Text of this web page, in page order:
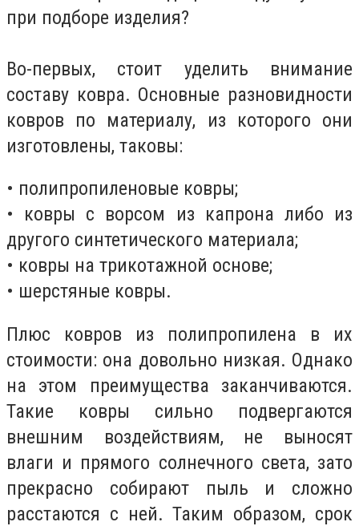
при подборе изделия?
Во-первых, стоит уделить внимание
составу ковра. Основные разновидности
ковров по материалу, из которого они
изготовлены, таковы:
• полипропиленовые ковры;
• ковры с ворсом из капрона либо из
другого синтетического материала;
• ковры на трикотажной основе;
• шерстяные ковры.
Плюс ковров из полипропилена в их
стоимости: она довольно низкая. Однако
на этом преимущества заканчиваются.
Такие ковры сильно подвергаются
внешним воздействиям, не выносят
влаги и прямого солнечного света, зато
прекрасно собирают пыль и сложно
расстаются с ней. Таким образом, срок